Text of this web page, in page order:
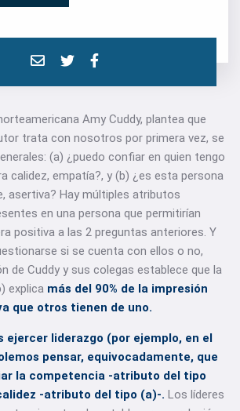
Amy Cuddy, plantea que
trata con nosotros por primera vez, se
(a) ¿puedo confiar en quien tengo
calidez, empatía?, y (b) ¿es esta persona
asertiva? Hay múltiples atributos
en una persona que permitirían
positiva a las 2 preguntas anteriores. Y
si se cuenta con ellos o no,
de Cuddy y sus colegas establece que la
explica más del 90% de la impresión
que otros tienen de uno.
ejercer liderazgo (por ejemplo, en el
pensar, equivocadamente, que
la competencia -atributo del tipo
-atributo del tipo (a)-. Los líderes